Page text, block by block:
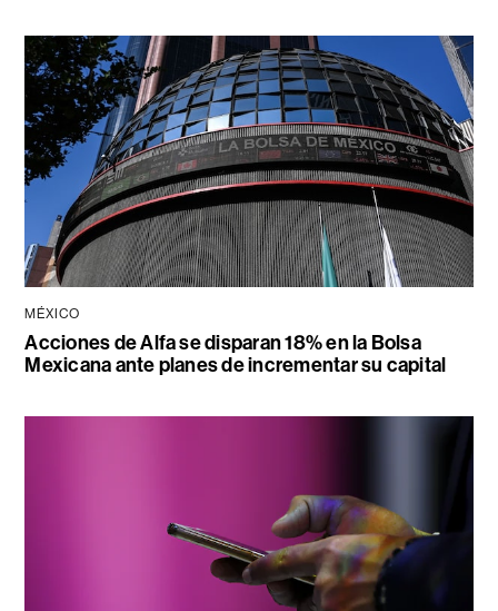
MÉXICO
Acciones de Alfa se disparan 18% en la Bolsa
Mexicana ante planes de incrementar su capital